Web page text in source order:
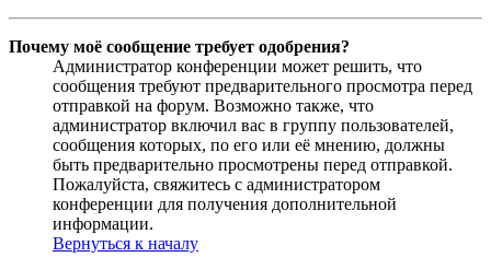
Почему моё сообщение требует одобрения?
Администратор конференции может решить, что
сообщения требуют предварительного просмотра перед
отправкой на форум. Возможно также, что
администратор включил вас в группу пользователей,
сообщения которых, по его или её мнению, должны
быть предварительно просмотрены перед отправкой.
Пожалуйста, свяжитесь с администратором
конференции для получения дополнительной
информации.
Вернуться к началу